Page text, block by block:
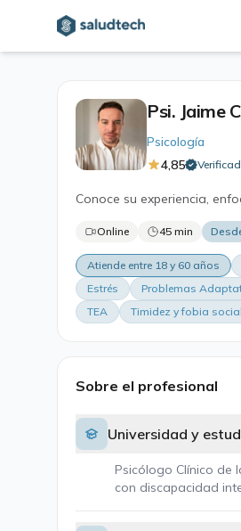
Psi. Jaime
Psicología
4,85
Conoce su experiencia,
Online 45 min
Atiende entre 18 y 60 años
Estrés
Problemas
TEA
Timidez y fobia social
Sobre el profesional
Universidad y
Psicólogo Clínico de
con discapacidad